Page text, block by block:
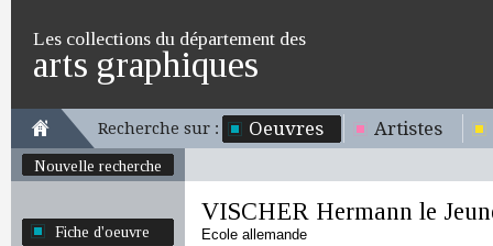
Les collections du département des
arts graphiques
Recherche sur : Oeuvres Artistes
Nouvelle recherche
Fiche d'oeuvre
VISCHER Hermann le
Ecole allemande